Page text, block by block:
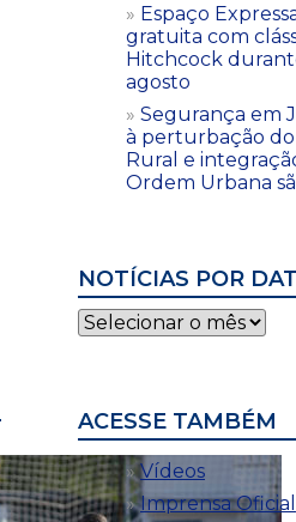
Espaço
gratuita com
Hitchcock
agosto
Segurança em
à perturbação do
Rural e
Ordem Urbana
NOTÍCIAS POR
Notícias
por
ACESSE TAMBÉM
Vídeos
Imprensa Oficial